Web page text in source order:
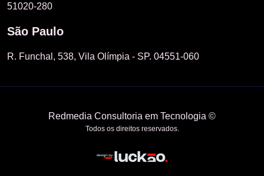
51020-280
São Paulo
R. Funchal, 538, Vila Olímpia - SP. 04551-060
Redmedia Consultoria em Tecnologia ©
Todos os direitos reservados.